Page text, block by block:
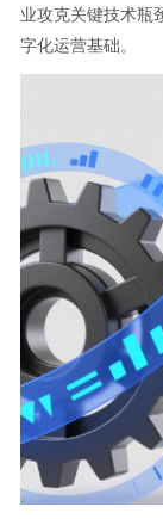
业攻克关键技术瓶
字化运营基础。